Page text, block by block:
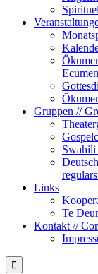
Gruppen //
Links
Te
Kontakt //
